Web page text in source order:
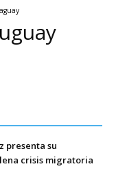
presenta su
crisis migratoria